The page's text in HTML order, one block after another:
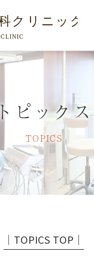
トピックス
TOPICS
│TOPICS TOP│